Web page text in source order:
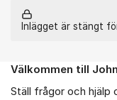
Inlägget är stängt
Om forumet
Välkommen till
Ställ frågor och hjälp